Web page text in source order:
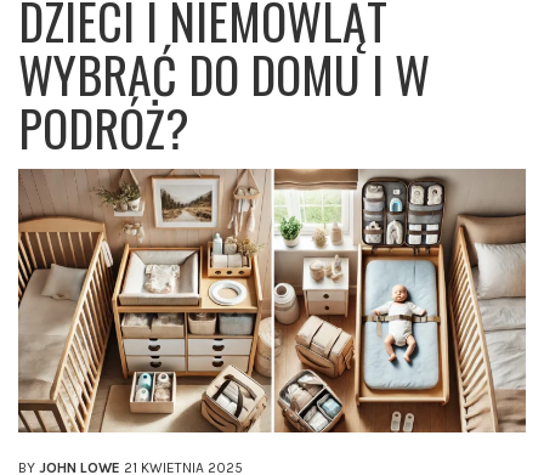
DZIECI I NIEMOWLĄT
WYBRAĆ DO DOMU I W
PODRÓŻ?
BY JOHN LOWE 21 KWIETNIA 2025